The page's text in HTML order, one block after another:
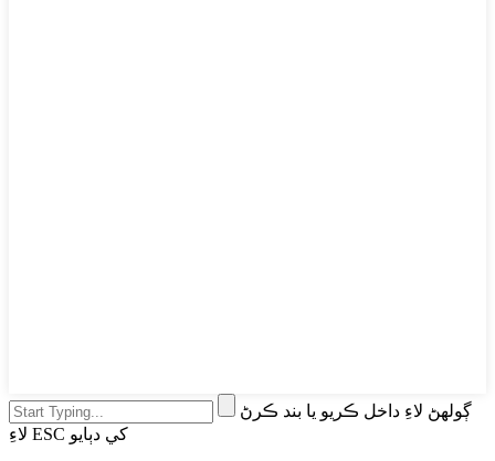
ڳولهڻ لاءِ داخل ڪريو يا بند ڪرڻ
لاءِ ESC کي دٻايو